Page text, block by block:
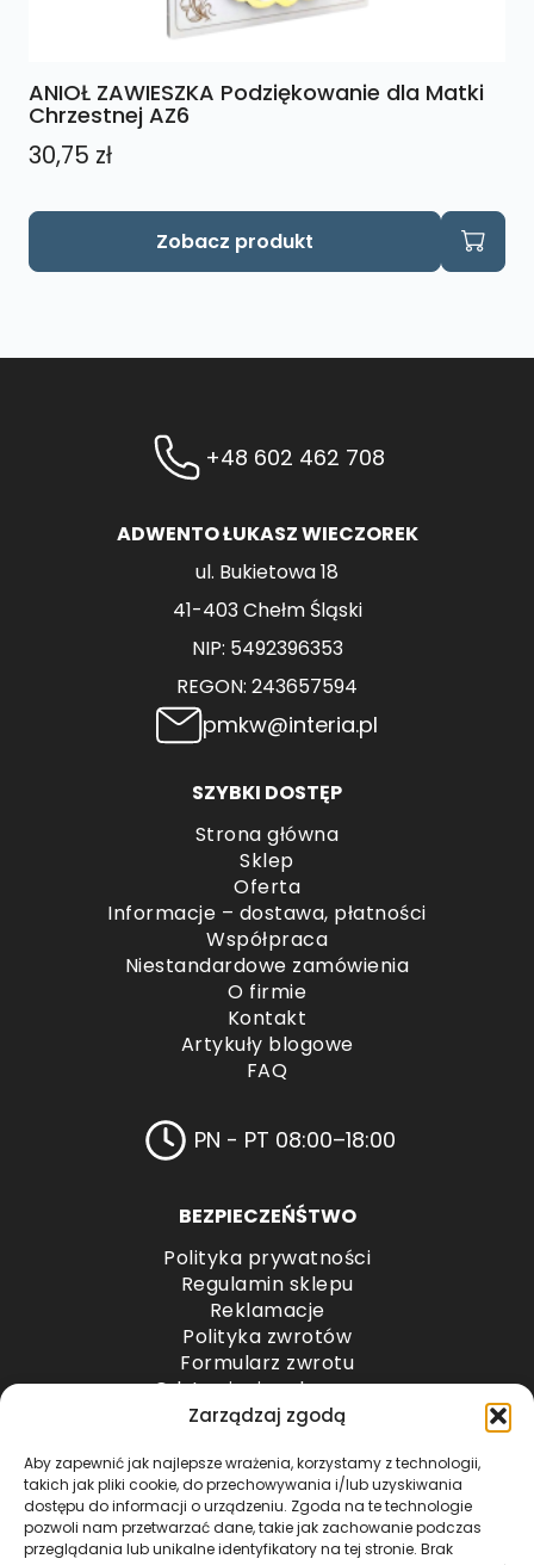
Zarządzaj zgodą
Aby zapewnić jak najlepsze wrażenia, korzystamy z technologii,
takich jak pliki cookie, do przechowywania i/lub uzyskiwania
dostępu do informacji o urządzeniu. Zgoda na te technologie
pozwoli nam przetwarzać dane, takie jak zachowanie podczas
przeglądania lub unikalne identyfikatory na tej stronie. Brak
ANIOŁ ZAWIESZKA Podziękowanie dla Matki
Chrzestnej AZ6
30,75 zł
Zobacz produkt
+48 602 462 708
ADWENTO ŁUKASZ WIECZOREK
ul. Bukietowa 18
41-403 Chełm Śląski
NIP: 5492396353
REGON: 243657594
pmkw@interia.pl
SZYBKI DOSTĘP
Strona główna
Sklep
Oferta
Informacje – dostawa, płatności
Współpraca
Niestandardowe zamówienia
O firmie
Kontakt
Artykuły blogowe
FAQ
PN - PT 08:00–18:00
BEZPIECZEŃŚTWO
Polityka prywatności
Regulamin sklepu
Reklamacje
Polityka zwrotów
Formularz zwrotu
Odstąpienie od umowy
Odstąpienie od umowy – przesyłki paletowe
METODY PŁATNOŚCI